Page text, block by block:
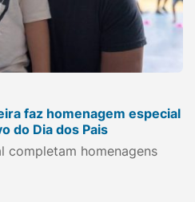
faz homenagem especial
do Dia dos Pais
completam homenagens